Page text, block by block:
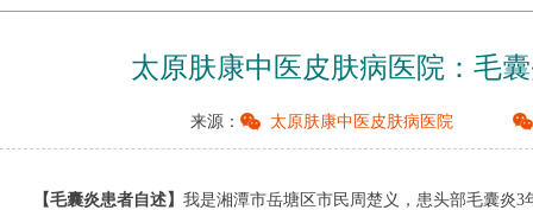
太原肤康中医皮肤病医院：毛
来源： 太原肤康中医皮肤病医院
【毛囊炎患者自述】 我是湘潭市岳塘区市民周楚义，患头部毛囊炎